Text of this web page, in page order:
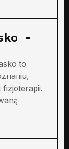
-
to
fizjoterapii.